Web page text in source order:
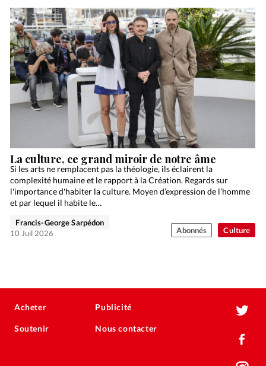
Culture
La culture, ce grand miroir de notre âme
Si les arts ne remplacent pas la théologie, ils éclairent la
complexité humaine et le rapport à la Création. Regards sur
l'importance d'habiter la culture. Moyen d’expression de l’homme
et par lequel il habite le…
Francis-George Sarpédon
10 Juil 2026
Abonnés
Acheter
Soutenir
Publicité
Nous contacter